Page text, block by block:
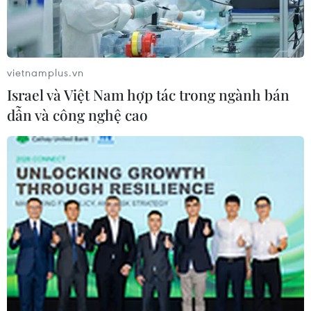
Hyundai SantaFe là một trong những mẫu xe bán chạy đang
khan hàng tại thị trường Việt Nam. (Ảnh nguồn: TC Motor-
Huyndai)
Theo số liệu từ Hiệp hội các Nhà sản xuất ôtô tại
Việt Nam (VAMA) công bố ngày 13/7, 6 tháng
đầu năm 2022, các đơn vị thành viên VAMA tiêu
vietnamplus.vn
Israel và Việt Nam hợp tác trong ngành bán
dẫn và công nghệ cao